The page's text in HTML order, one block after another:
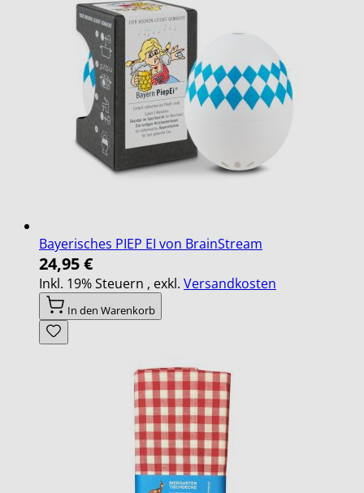
Bayerisches PIEP EI von BrainStream
24,95 €
Inkl. 19% Steuern , exkl. Versandkosten
In den Warenkorb